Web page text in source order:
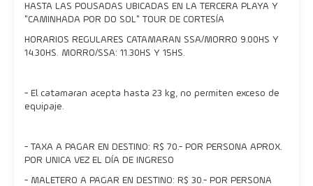
HASTA LAS POUSADAS UBICADAS EN LA TERCERA PLAYA Y
"CAMINHADA POR DO SOL" TOUR DE CORTESÍA
HORARIOS REGULARES CATAMARAN SSA/MORRO 9.00HS Y
14.30HS. MORRO/SSA: 11.30HS Y 15HS.
- El catamaran acepta hasta 23 kg, no permiten exceso de
equipaje.
- TAXA A PAGAR EN DESTINO: R$ 70.- POR PERSONA APROX.
POR UNICA VEZ EL DÍA DE INGRESO
- MALETERO A PAGAR EN DESTINO: R$ 30.- POR PERSONA